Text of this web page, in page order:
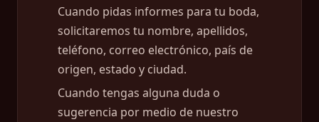
Cuando pidas informes para tu boda,
solicitaremos tu nombre, apellidos,
teléfono, correo electrónico, país de
origen, estado y ciudad.
Cuando tengas alguna duda o
sugerencia por medio de nuestro